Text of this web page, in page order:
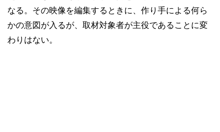
なる。その映像を編集するときに、作り手による何ら
かの意図が入るが、取材対象者が主役であることに変
わりはない。